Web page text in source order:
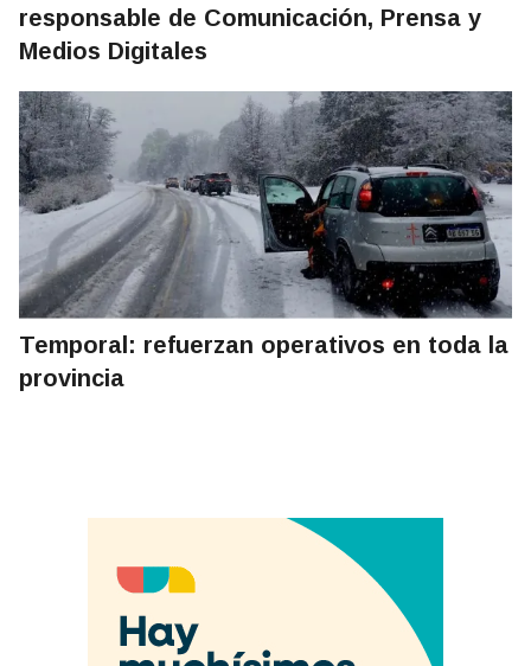
responsable de Comunicación, Prensa y
Medios Digitales
Temporal: refuerzan operativos en toda la
provincia